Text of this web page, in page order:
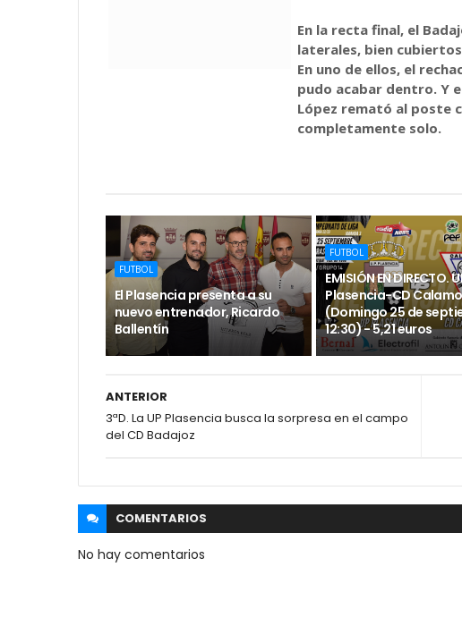
En la recta final, el
laterales, bien
En uno de ellos, el
pudo acabar dentro. Y
López remató al poste
completamente solo.
FUTBOL
El Plasencia presenta a su
nuevo entrenador, Ricardo
Ballentín
FUTBOL
EMISIÓN EN DIRECTO.
Plasencia-CD
(Domingo 25 de
12:30) - 5,21 euros
ANTERIOR
3ªD. La UP Plasencia busca la sorpresa en el campo
del CD Badajoz
COMENTARIOS
No hay comentarios